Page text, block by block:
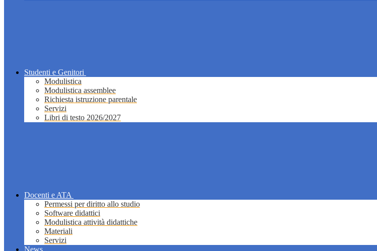
Studenti e Genitori
Modulistica
Modulistica assemblee
Richiesta istruzione parentale
Servizi
Libri di testo 2026/2027
Docenti e ATA
Permessi per diritto allo studio
Software didattici
Modulistica attività didattiche
Materiali
Servizi